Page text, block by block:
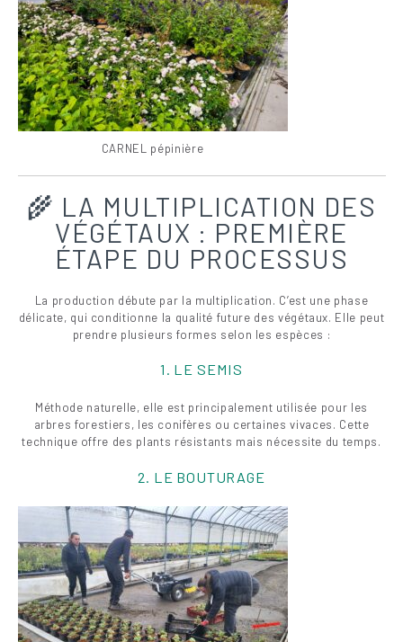
CARNEL pépinière
🌾 LA MULTIPLICATION DES
VÉGÉTAUX : PREMIÈRE
ÉTAPE DU PROCESSUS
La production débute par la multiplication. C’est une phase
délicate, qui conditionne la qualité future des végétaux. Elle peut
prendre plusieurs formes selon les espèces :
1. LE SEMIS
Méthode naturelle, elle est principalement utilisée pour les
arbres forestiers, les conifères ou certaines vivaces. Cette
technique offre des plants résistants mais nécessite du temps.
2. LE BOUTURAGE